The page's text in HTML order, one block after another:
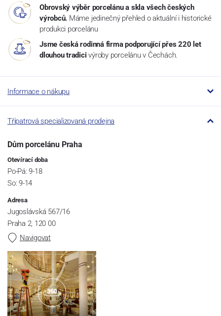
Obrovský výběr porcelánu a skla všech českých
výrobců. Máme jedinečný přehled o aktuální i historické
produkci porcelánu
Jsme česká rodinná firma podporující přes 220 let
dlouhou tradici výroby porcelánu v Čechách.
Informace o nákupu
Třípatrová specializovaná prodejna
Dům porcelánu Praha
Otevírací doba
Po-Pá: 9-18
So: 9-14
Adresa
Jugoslávská 567/16
Praha 2, 120 00
Navigovat